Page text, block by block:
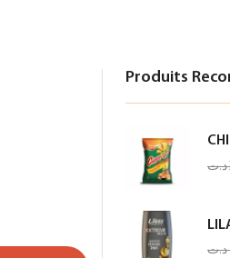
Produits
د.ت
د.ت